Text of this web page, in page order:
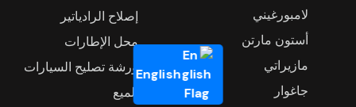
English
لامبورغيني
أستون مارتن
مازيراتي
جاغوار
إصلاح الرادياتير
محل الإطارات
ورشة تصليح السيارات
تلميع